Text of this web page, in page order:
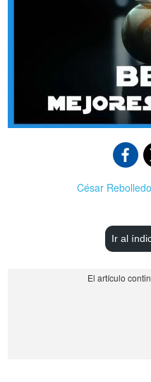
César Rebolledo
Ir al